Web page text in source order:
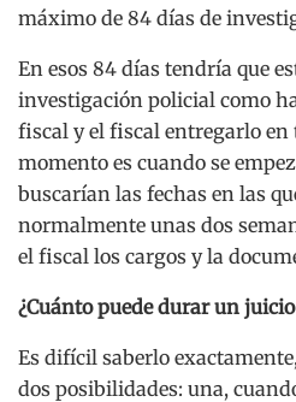
máximo de 84 días de
En esos 84 días tendría que
investigación policial como
fiscal y el fiscal entregarlo en
momento es cuando se
buscarían las fechas en las
normalmente unas dos
el fiscal los cargos y la
¿Cuánto puede durar un
Es difícil saberlo
dos posibilidades: una,